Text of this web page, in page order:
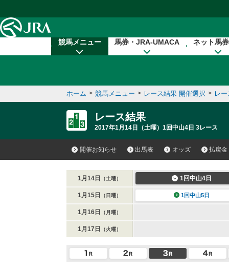
競馬メニュー 馬券・JRA-UMACA ネット馬
ホーム > 競馬メニュー > レース結果 開催選択 > レ
レース結果
2017年1月14日（土曜）1回中山4日 3レース
開催お知らせ 出馬表 オッズ 払戻金
1月14日 （土曜） 1回中山4日
1月15日 （日曜） 1回中山5日
1月16日 （月曜）
1月17日 （火曜）